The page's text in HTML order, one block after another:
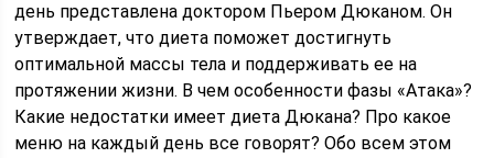
день представлена доктором Пьером Дюканом. Он
утверждает, что диета поможет достигнуть
оптимальной массы тела и поддерживать ее на
протяжении жизни. В чем особенности фазы «Атака»?
Какие недостатки имеет диета Дюкана? Про какое
меню на каждый день все говорят? Обо всем этом